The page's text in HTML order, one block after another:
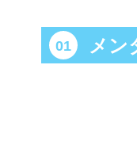
セル
メン